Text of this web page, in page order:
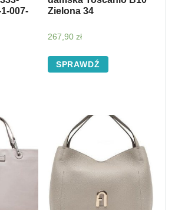
007-
Zielona 34
267,90 zł
SPRAWDŹ